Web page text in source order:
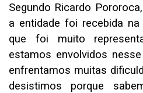
Segundo Ricardo
a entidade foi recebida na
que foi muito
estamos envolvidos
enfrentamos muitas
desistimos porque